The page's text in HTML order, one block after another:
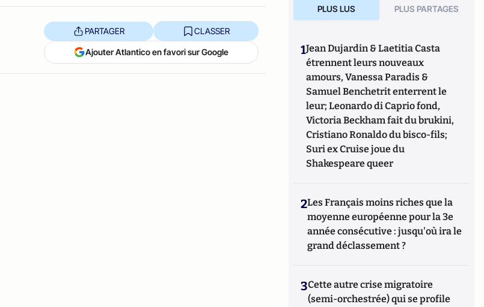
PARTAGER CLASSER
Ajouter Atlantico en favori sur Google
PLUS LUS PLUS PARTAGES
1Jean Dujardin & Laetitia Casta
étrennent leurs nouveaux
amours, Vanessa Paradis &
Samuel Benchetrit enterrent le
leur; Leonardo di Caprio fond,
Victoria Beckham fait du brukini,
Cristiano Ronaldo du bisco-fils;
Suri ex Cruise joue du
Shakespeare queer
2Les Français moins riches que la
moyenne européenne pour la 3e
année consécutive : jusqu'où ira le
grand déclassement ?
3Cette autre crise migratoire
(semi-orchestrée) qui se profile